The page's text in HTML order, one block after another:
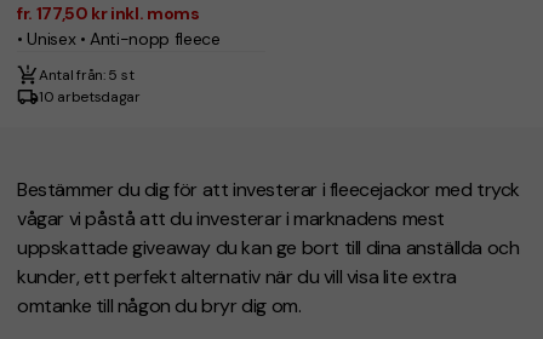
fr. 177,50 kr inkl. moms
• Unisex • Anti-nopp fleece
Antal från: 5 st
10 arbetsdagar
Bestämmer du dig för att investerar i fleecejackor med tryck
vågar vi påstå att du investerar i marknadens mest
uppskattade giveaway du kan ge bort till dina anställda och
kunder, ett perfekt alternativ när du vill visa lite extra
omtanke till någon du bryr dig om.